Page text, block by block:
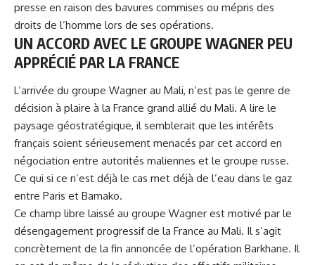
presse en raison des bavures commises ou mépris des
droits de l’homme lors de ses opérations.
UN ACCORD AVEC LE GROUPE WAGNER PEU
APPRÉCIÉ PAR LA FRANCE
L’arrivée du groupe Wagner au Mali, n’est pas le genre de
décision à plaire à la France grand allié du Mali. A lire le
paysage géostratégique, il semblerait que les intérêts
français soient sérieusement menacés par cet accord en
négociation entre autorités maliennes et le groupe russe.
Ce qui si ce n’est déjà le cas met déjà de l’eau dans le gaz
entre Paris et Bamako.
Ce champ libre laissé au groupe Wagner est motivé par le
désengagement progressif de la France au Mali. Il s’agit
concrètement de la fin annoncée de l’opération Barkhane. Il